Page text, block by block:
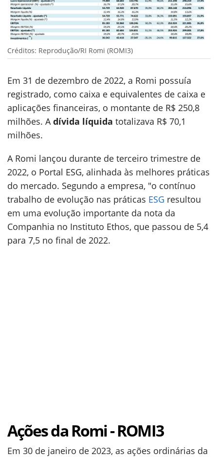
Créditos: Reprodução/RI Romi (ROMI3)
Em 31 de dezembro de 2022, a Romi possuía
registrado, como caixa e equivalentes de caixa e
aplicações financeiras, o montante de R$ 250,8
milhões. Adívida líquida totalizava R$ 70,1
milhões.
A Romi lançou durante de terceiro trimestre de
2022, o Portal ESG, alinhada às melhores práticas
do mercado. Segundo a empresa, "o contínuo
trabalho de evolução nas práticas ESG resultou
em uma evolução importante da nota da
Companhia no Instituto Ethos, que passou de 5,4
para 7,5 no final de 2022.
Ações da Romi - ROMI3
Em 30 de janeiro de 2023, as ações ordinárias da